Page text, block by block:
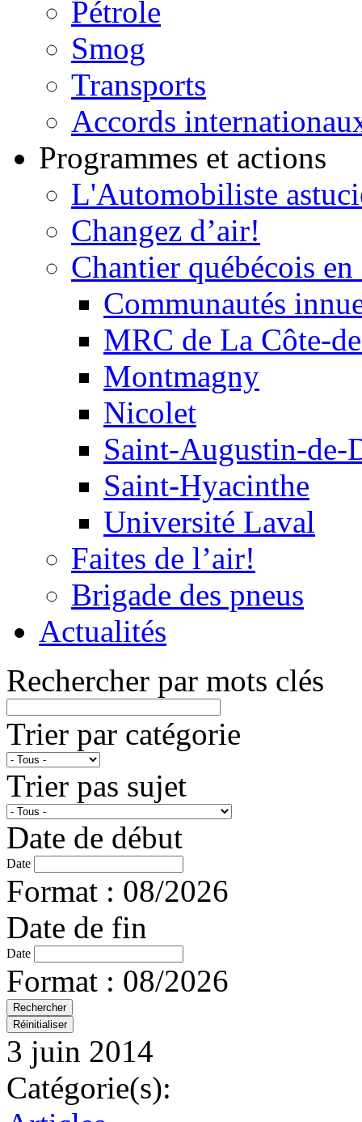
Pétrole
Smog
Transports
Accords
Programmes et actions
L'Automobiliste
Changez d’air!
Chantier québécois
Communautés
MRC de La Côte-
Montmagny
Nicolet
Saint-Augustin-de-
Saint-Hyacinthe
Université Laval
Faites de l’air!
Brigade des pneus
Actualités
Rechercher par mots clés
Trier par catégorie
Trier pas sujet
Date de début
Date
Format : 08/2026
Date de fin
Date
Format : 08/2026
3 juin 2014
Catégorie(s):